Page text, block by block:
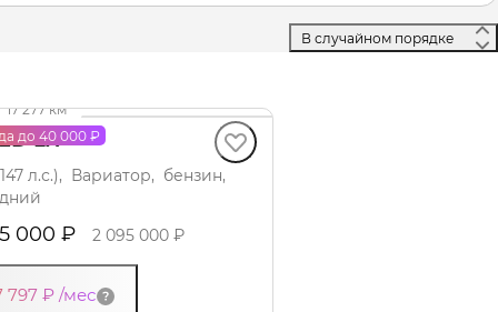
до 40 000 ₽
17 277 км
LX
л.с.), Вариатор, бензин,
000 ₽ 2 095 000 ₽
797 ₽ /мес